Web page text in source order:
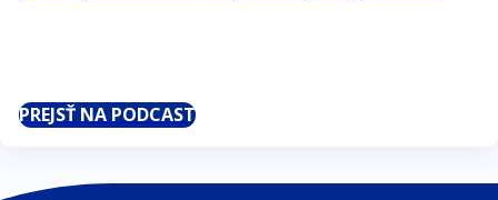
PREJSŤ NA PODCAST